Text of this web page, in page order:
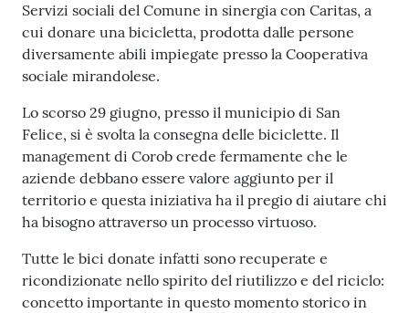
Sportello
telematico
SUE
Tutti
gli
argomenti...
Seguici
su
Servizi sociali del Comune in sinergia con Caritas, a
cui donare una bicicletta, prodotta dalle persone
diversamente abili impiegate presso la Cooperativa
sociale mirandolese.
Lo scorso 29 giugno, presso il municipio di San
Felice, si è svolta la consegna delle biciclette. Il
management di Corob crede fermamente che le
aziende debbano essere valore aggiunto per il
territorio e questa iniziativa ha il pregio di aiutare chi
ha bisogno attraverso un processo virtuoso.
Tutte le bici donate infatti sono recuperate e
ricondizionate nello spirito del riutilizzo e del riciclo:
concetto importante in questo momento storico in